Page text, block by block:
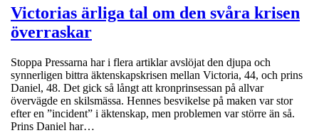
Victorias ärliga tal om den svåra krisen
överraskar
Stoppa Pressarna har i flera artiklar avslöjat den djupa och
synnerligen bittra äktenskapskrisen mellan Victoria, 44, och prins
Daniel, 48. Det gick så långt att kronprinsessan på allvar
övervägde en skilsmässa. Hennes besvikelse på maken var stor
efter en ”incident” i äktenskap, men problemen var större än så.
Prins Daniel har…